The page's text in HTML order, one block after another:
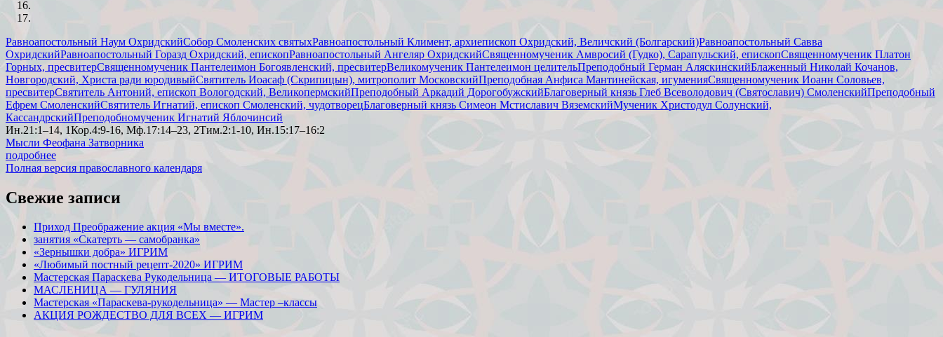
Равноапостольный Наум ОхридскийСобор Смоленских святыхРавноапостольный Климент, архиепископ Охридский, Величский (Болгарский)Равноапостольный Савва
ОхридскийРавноапостольный Горазд Охридский, епископРавноапостольный Ангеляр ОхридскийСвященномученик Амвросий (Гудко), Сарапульский, епископСвященномученик Платон
Горных, пресвитерСвященномученик Пантелеимон Богоявленский, пресвитерВеликомученик Пантелеимон целительПреподобный Герман АляскинскийБлаженный Николай Кочанов,
Новгородский, Христа ради юродивыйСвятитель Иоасаф (Скрипицын), митрополит МосковскийПреподобная Анфиса Мантинейская, игуменияСвященномученик Иоанн Соловьев,
пресвитерСвятитель Антоний, епископ Вологодский, ВеликопермскийПреподобный Аркадий ДорогобужскийБлаговерный князь Глеб Всеволодович (Святославич) СмоленскийПреподобный
Ефрем СмоленскийСвятитель Игнатий, епископ Смоленский, чудотворецБлаговерный князь Симеон Мстиславич ВяземскийМученик Христодул Солунский,
КассандрскийПреподобномученик Игнатий Яблочинсий
Ин.21:1–14, 1Кор.4:9-16, Мф.17:14–23, 2Тим.2:1-10, Ин.15:17–16:2
Мысли Феофана Затворника
подробнее
Полная версия православного календаря
Свежие записи
Приход Преображение акция «Мы вместе».
занятия «Скатерть — самобранка»
«Зернышки добра» ИГРИМ
«Любимый постный рецепт-2020» ИГРИМ
Мастерская Параскева Рукодельница — ИТОГОВЫЕ РАБОТЫ
МАСЛЕНИЦА — ГУЛЯНИЯ
Мастерская «Параскева-рукодельница» — Мастер –классы
АКЦИЯ РОЖДЕСТВО ДЛЯ ВСЕХ — ИГРИМ